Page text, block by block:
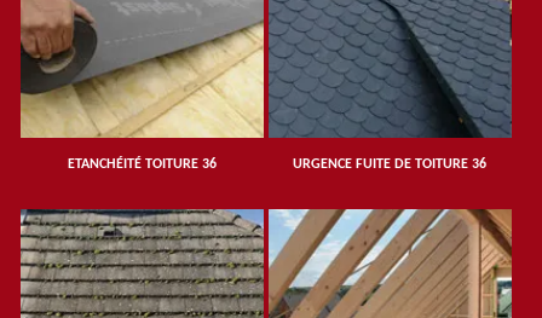
ETANCHÉITÉ TOITURE 36 URGENCE FUITE DE TOITURE 36